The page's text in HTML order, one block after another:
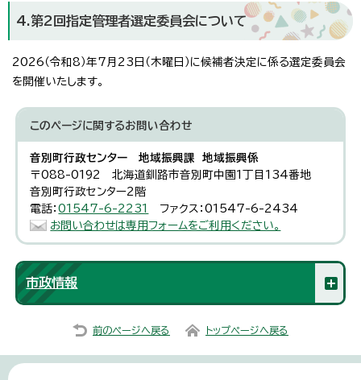
4.第2回指定管理者選定委員会について
2026（令和8）年7月23日（木曜日）に候補者決定に係る選定委員会
を開催いたします。
このページに関するお問い合わせ
音別町行政センター 地域振興課 地域振興係
〒088-0192 北海道釧路市音別町中園1丁目134番地
音別町行政センター2階
電話：01547-6-2231
ファクス：01547-6-2434
お問い合わせは専用フォームをご利用ください。
市政情報
前のページへ戻る トップページへ戻る